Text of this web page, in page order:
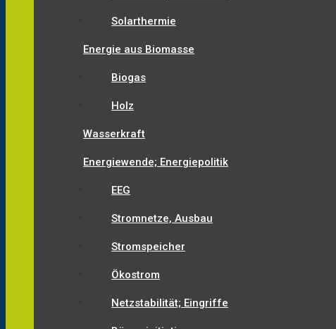
Solarthermie
Energie aus Biomasse
Biogas
Holz
Wasserkraft
Energiewende; Energiepolitik
EEG
Stromnetze, Ausbau
Stromspeicher
Ökostrom
Netzstabilität; Eingriffe